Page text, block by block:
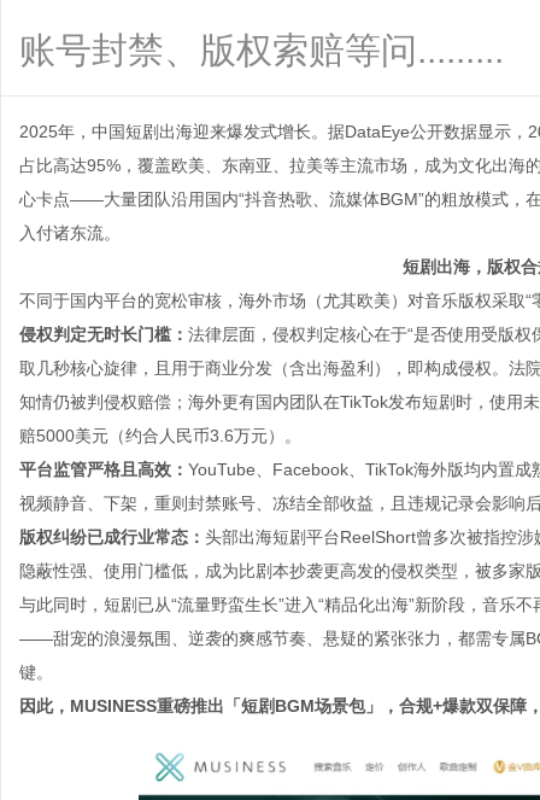
账号封禁、版权索赔等问.........
2025年，中国短剧出海迎来爆发式增长。据DataEye公开数据显示
占比高达95%，覆盖欧美、东南亚、拉美等主流市场，成为文化出
心卡点——大量团队沿用国内“抖音热歌、流媒体BGM”的粗放模式，
入付诸东流。
短剧出海，版权
不同于国内平台的宽松审核，海外市场（尤其欧美）对音乐版权采取
侵权判定无时长门槛： 法律层面，侵权判定核心在于“是否使用受版
取几秒核心旋律，且用于商业分发（含出海盈利），即构成侵权。
知情仍被判侵权赔偿；海外更有国内团队在TikTok发布短剧时，使用
赔5000美元（约合人民币3.6万元）。
平台监管严格且高效： YouTube、Facebook、TikTok海外版均内置
视频静音、下架，重则封禁账号、冻结全部收益，且违规记录会影响
版权纠纷已成行业常态： 头部出海短剧平台ReelShort曾多次被指控
隐蔽性强、使用门槛低，成为比剧本抄袭更高发的侵权类型，被多家
与此同时，短剧已从“流量野蛮生长”进入“精品化出海”新阶段，音乐
——甜宠的浪漫氛围、逆袭的爽感节奏、悬疑的紧张张力，都需专属
键。
因此，MUSINESS重磅推出「短剧BGM场景包」，合规+爆款双保障